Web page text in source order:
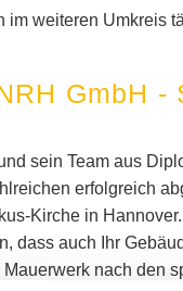
im weiteren Umkreis
GmbH
sein Team aus
erfolgreich
Kirche in
dass auch Ihr
nach den